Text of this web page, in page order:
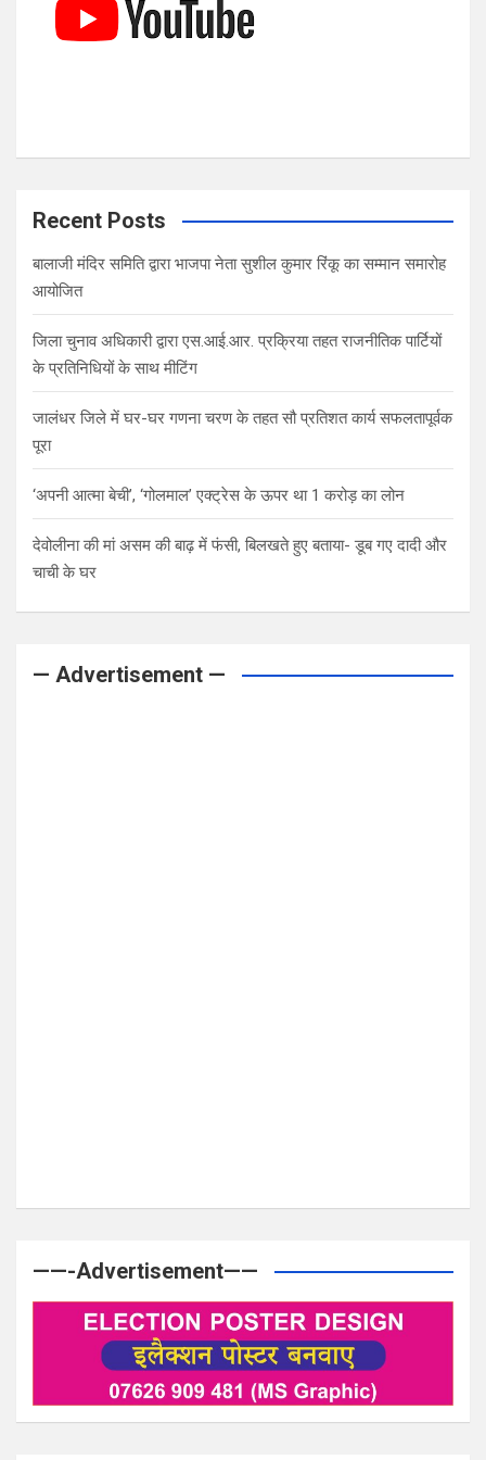
Recent Posts
बालाजी मंदिर समिति द्वारा भाजपा नेता सुशील कुमार रिंकू का सम्मान समारोह
आयोजित
जिला चुनाव अधिकारी द्वारा एस.आई.आर. प्रक्रिया तहत राजनीतिक पार्टियों
के प्रतिनिधियों के साथ मीटिंग
जालंधर जिले में घर-घर गणना चरण के तहत सौ प्रतिशत कार्य सफलतापूर्वक
पूरा
‘अपनी आत्मा बेची’, ‘गोलमाल’ एक्ट्रेस के ऊपर था 1 करोड़ का लोन
देवोलीना की मां असम की बाढ़ में फंसी, बिलखते हुए बताया- डूब गए दादी और
चाची के घर
— Advertisement —
——-Advertisement——